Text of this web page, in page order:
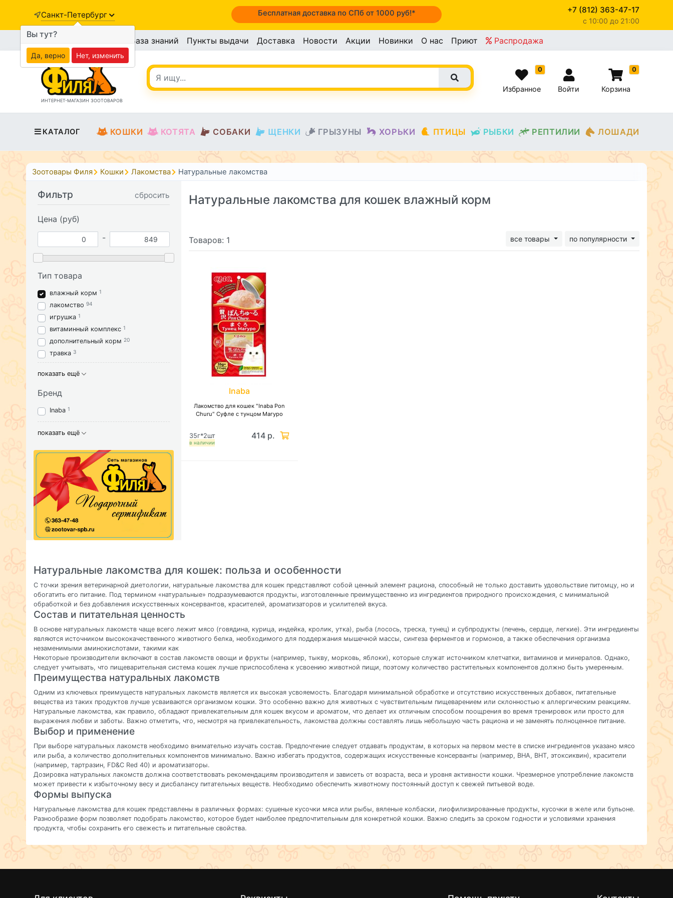
Санкт-Петербург Бесплатная доставка по СПб от 1000 руб!* +7 (812) 363-47-17
c 10:00 до 21:00
База знаний Пункты выдачи Доставка Новости Акции Новинки О нас Приют Распродажа
ИНТЕРНЕТ-МАГАЗИН ЗООТОВАРОВ
0
Избранное Войти
0
Корзина
КАТАЛОГ КОШКИ КОТЯТА СОБАКИ ЩЕНКИ ГРЫЗУНЫ ХОРЬКИ ПТИЦЫ РЫБКИ РЕПТИЛИИ ЛОШАДИ
Зоотовары Филя Кошки Лакомства Натуральные лакомства
Фильтр сбросить
Цена (руб)
-
Тип товара
влажный корм 1
лакомство 94
игрушка 1
витаминный комплекс 1
дополнительный корм 20
травка 3
показать ещё
Бренд
Inaba 1
показать ещё
Натуральные лакомства для кошек влажный корм
Товаров: 1 все товары по популярности
Inaba
Лакомство для кошек "Inaba Pon
Churu" Суфле с тунцом Магуро
в наличии
35г*2шт 414 р.
Натуральные лакомства для кошек: польза и особенности
С точки зрения ветеринарной диетологии, натуральные лакомства для кошек представляют собой ценный элемент рациона, способный не только доставить удовольствие питомцу, но и
обогатить его питание. Под термином «натуральные» подразумеваются продукты, изготовленные преимущественно из ингредиентов природного происхождения, с минимальной
обработкой и без добавления искусственных консервантов, красителей, ароматизаторов и усилителей вкуса.
Состав и питательная ценность
В основе натуральных лакомств чаще всего лежит мясо (говядина, курица, индейка, кролик, утка), рыба (лосось, треска, тунец) и субпродукты (печень, сердце, легкие). Эти ингредиенты
являются источником высококачественного животного белка, необходимого для поддержания мышечной массы, синтеза ферментов и гормонов, а также обеспечения организма
незаменимыми аминокислотами, такими как
Некоторые производители включают в состав лакомств овощи и фрукты (например, тыкву, морковь, яблоки), которые служат источником клетчатки, витаминов и минералов. Однако,
следует учитывать, что пищеварительная система кошек лучше приспособлена к усвоению животной пищи, поэтому количество растительных компонентов должно быть умеренным.
Преимущества натуральных лакомств
Одним из ключевых преимуществ натуральных лакомств является их высокая усвояемость. Благодаря минимальной обработке и отсутствию искусственных добавок, питательные
вещества из таких продуктов лучше усваиваются организмом кошки. Это особенно важно для животных с чувствительным пищеварением или склонностью к аллергическим реакциям.
Натуральные лакомства, как правило, обладают привлекательным для кошек вкусом и ароматом, что делает их отличным способом поощрения во время тренировок или просто для
выражения любви и заботы. Важно отметить, что, несмотря на привлекательность, лакомства должны составлять лишь небольшую часть рациона и не заменять полноценное питание.
Выбор и применение
При выборе натуральных лакомств необходимо внимательно изучать состав. Предпочтение следует отдавать продуктам, в которых на первом месте в списке ингредиентов указано мясо
или рыба, а количество дополнительных компонентов минимально. Важно избегать продуктов, содержащих искусственные консерванты (например, BHA, BHT, этоксиквин), красители
(например, тартразин, FD&C Red 40) и ароматизаторы.
Дозировка натуральных лакомств должна соответствовать рекомендациям производителя и зависеть от возраста, веса и уровня активности кошки. Чрезмерное употребление лакомств
может привести к избыточному весу и дисбалансу питательных веществ. Необходимо обеспечить животному постоянный доступ к свежей питьевой воде.
Формы выпуска
Натуральные лакомства для кошек представлены в различных формах: сушеные кусочки мяса или рыбы, вяленые колбаски, лиофилизированные продукты, кусочки в желе или бульоне.
Разнообразие форм позволяет подобрать лакомство, которое будет наиболее предпочтительным для конкретной кошки. Важно следить за сроком годности и условиями хранения
продукта, чтобы сохранить его свежесть и питательные свойства.
Вы тут?
Да, верно Нет, изменить